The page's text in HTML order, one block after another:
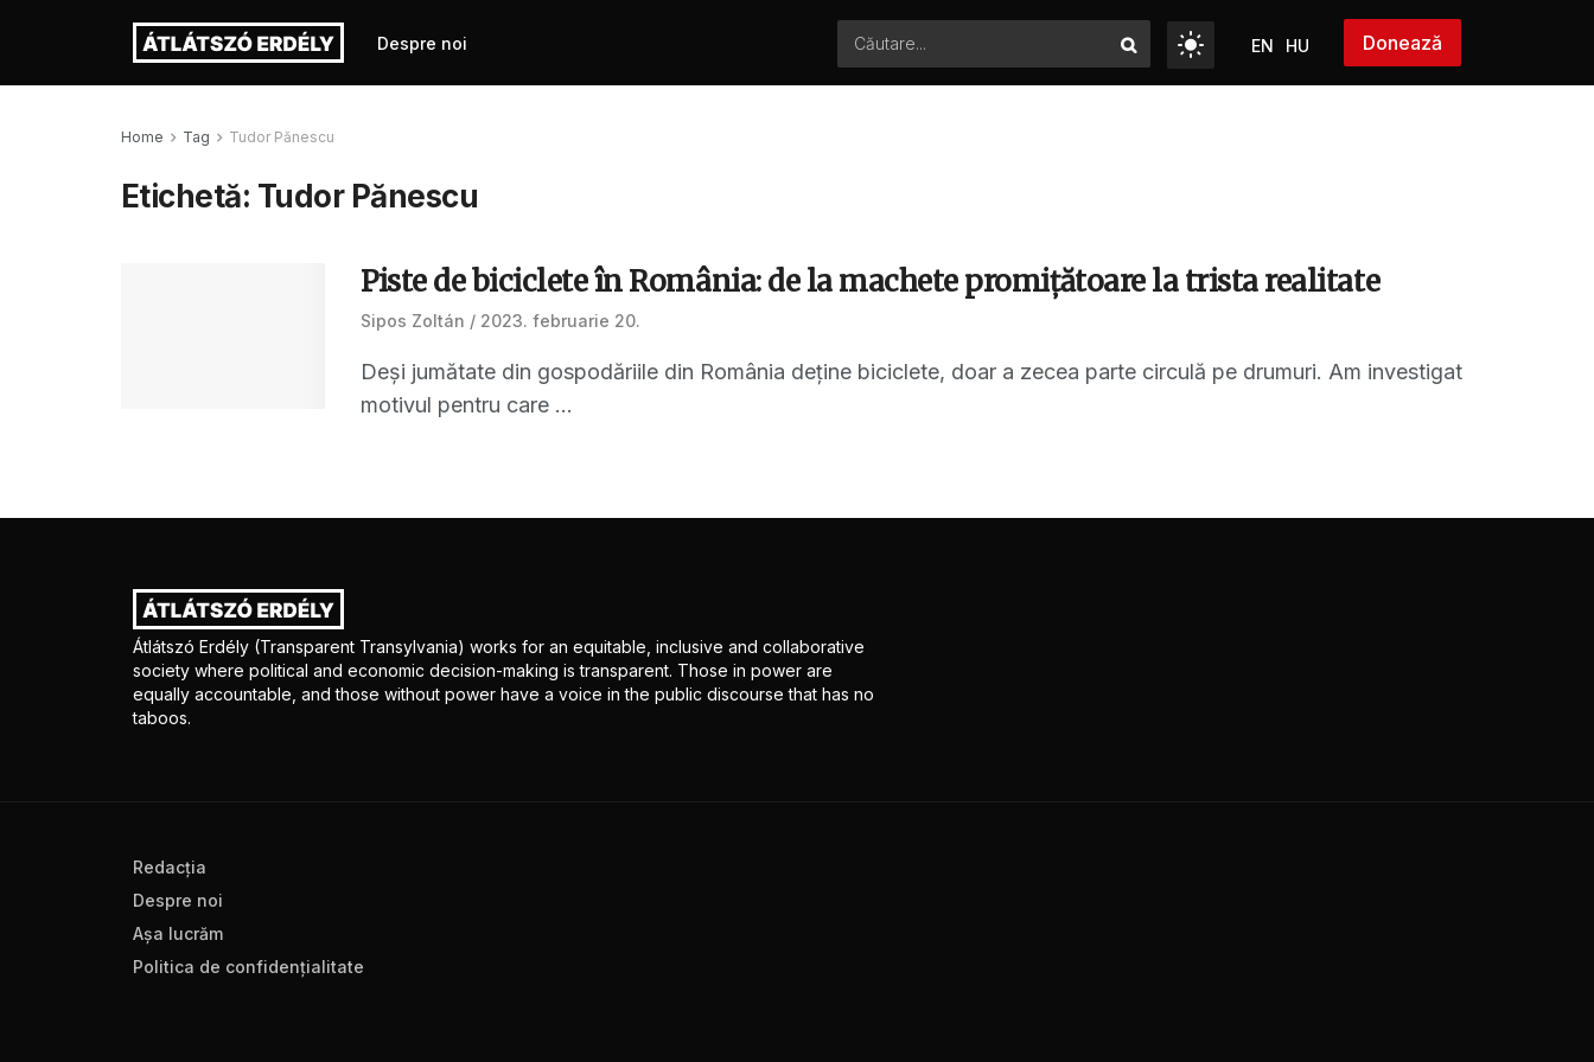
Despre noi EN HU Donează
Home Tag Tudor Pănescu
Etichetă: Tudor Pănescu
Piste de biciclete în România: de la machete promițătoare la trista realitate
Sipos Zoltán 2023. februarie 20.
Deși jumătate din gospodăriile din România deține biciclete, doar a zecea parte circulă pe drumuri. Am investigat
motivul pentru care ...
Átlátszó Erdély (Transparent Transylvania) works for an equitable, inclusive and collaborative
society where political and economic decision-making is transparent. Those in power are
equally accountable, and those without power have a voice in the public discourse that has no
taboos.
Redacţia
Despre noi
Aşa lucrăm
Politica de confidenţialitate